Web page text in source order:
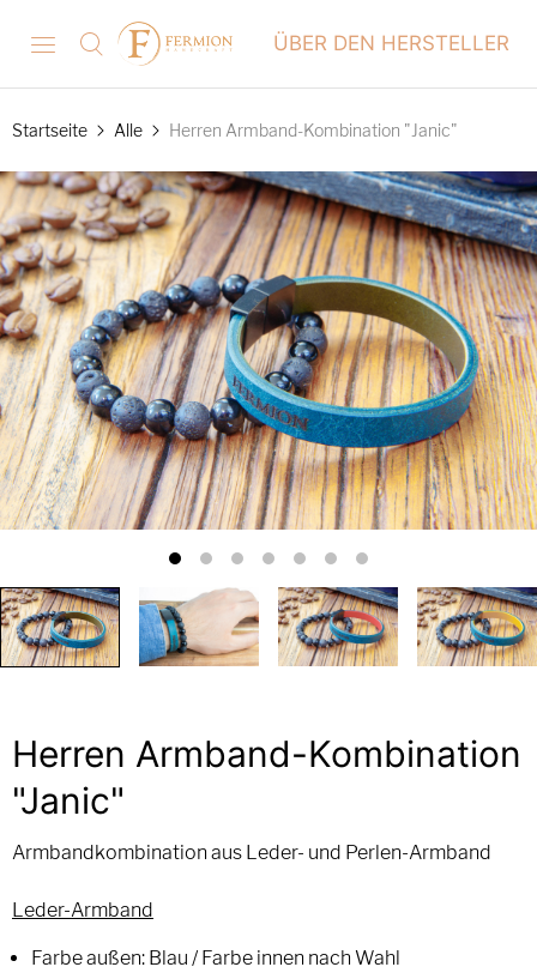
ÜBER DEN HERSTELLER
Startseite Alle Herren Armband-Kombination "Janic"
Herren Armband-Kombination
"Janic"
Armbandkombination aus Leder- und Perlen-Armband
Leder-Armband
Farbe außen: Blau / Farbe innen nach Wahl